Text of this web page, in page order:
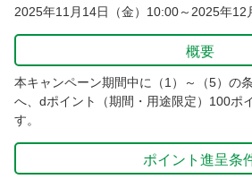
2025年11月14日（金）10:00～2025年12
概要
本キャンペーン期間中に（1）～（5）の
へ、dポイント（期間・用途限定）100ポ
す。
ポイント進呈条